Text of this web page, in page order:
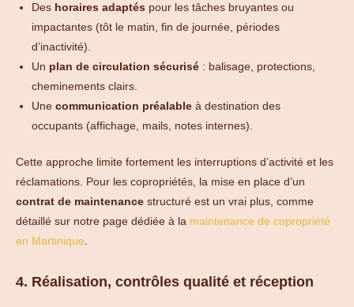
Des horaires adaptés pour les tâches bruyantes ou
impactantes (tôt le matin, fin de journée, périodes
d’inactivité).
Un plan de circulation sécurisé : balisage, protections,
cheminements clairs.
Une communication préalable à destination des
occupants (affichage, mails, notes internes).
Cette approche limite fortement les interruptions d’activité et les
réclamations. Pour les copropriétés, la mise en place d’un
contrat de maintenance structuré est un vrai plus, comme
détaillé sur notre page dédiée à la maintenance de copropriété
en Martinique
4. Réalisation, contrôles qualité et réception